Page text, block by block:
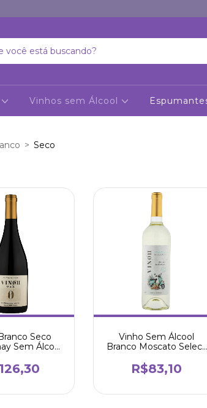
Vinhos sem Álcool
> Seco
Seco
Sem Álcool
Vinho Sem Álcool
Branco Moscato Select
R$83,10